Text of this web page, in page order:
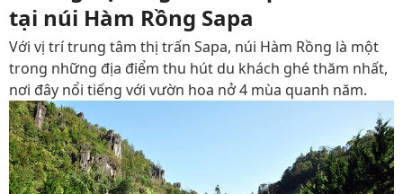
tại núi Hàm Rồng Sapa
Với vị trí trung tâm thị trấn Sapa, núi Hàm Rồng là một
trong những địa điểm thu hút du khách ghé thăm nhất,
nơi đây nổi tiếng với vườn hoa nở 4 mùa quanh năm.